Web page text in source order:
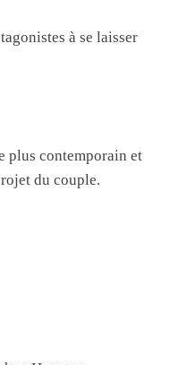
à se laisser
plus contemporain et
du couple.